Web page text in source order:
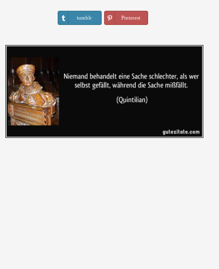
tumblr Pinterest